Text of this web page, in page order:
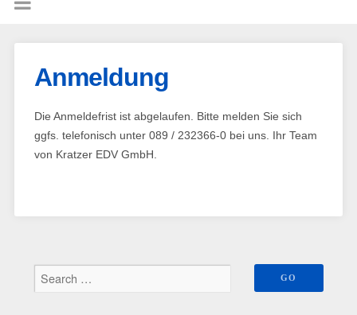
Anmeldung
Die Anmeldefrist ist abgelaufen. Bitte melden Sie sich
ggfs. telefonisch unter 089 / 232366-0 bei uns. Ihr Team
von Kratzer EDV GmbH.